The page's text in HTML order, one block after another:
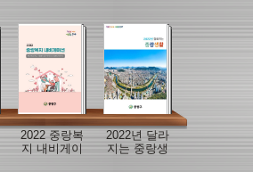
2022 중랑복
지 내비게이
2022년 달라
지는 중랑생